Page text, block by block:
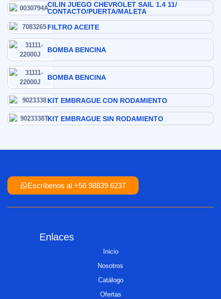
CILIN JUEGO CHEVROLET SAIL 1.4 11/
CONTACTO/PUERTA/MALETA
FILTRO ACEITE
BOMBA BENCINA
BOMBA BENCINA
KIT EMBRAGUE CON RODAMIENTO
KIT EMBRAGUE SIN RODAMIENTO
Escríbenos al +56 98839 6237
Enlaces
Inicio
Nosotros
Catálogo
Ofertas